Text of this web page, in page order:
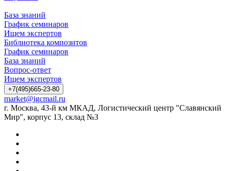
База знаний
График семинаров
Ищем экспертов
Библиотека композитов
График семинаров
База знаний
Вопрос-ответ
Ищем экспертов
+7(495)665-23-80
market@igcmail.ru
г. Москва, 43-й км МКАД, Логистический центр "Славянский
Мир", корпус 13, склад №3